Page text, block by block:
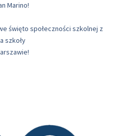
Marino!
święto społeczności szkolnej z
szkoły